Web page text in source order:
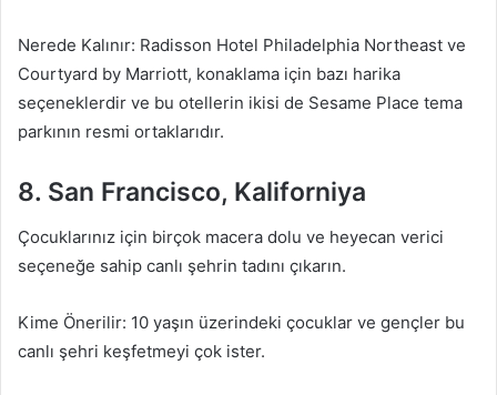
Nerede Kalınır: Radisson Hotel Philadelphia Northeast ve
Courtyard by Marriott, konaklama için bazı harika
seçeneklerdir ve bu otellerin ikisi de Sesame Place tema
parkının resmi ortaklarıdır.
8. San Francisco, Kaliforniya
Çocuklarınız için birçok macera dolu ve heyecan verici
seçeneğe sahip canlı şehrin tadını çıkarın.
Kime Önerilir: 10 yaşın üzerindeki çocuklar ve gençler bu
canlı şehri keşfetmeyi çok ister.